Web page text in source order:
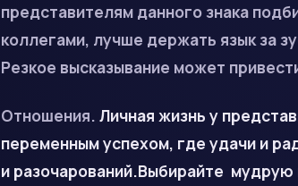
представителям данного знака
коллегами, лучше держать язык за
Резкое высказывание может
Отношения. Личная жизнь у
переменным успехом, где удачи и
и разочарований.Выбирайте